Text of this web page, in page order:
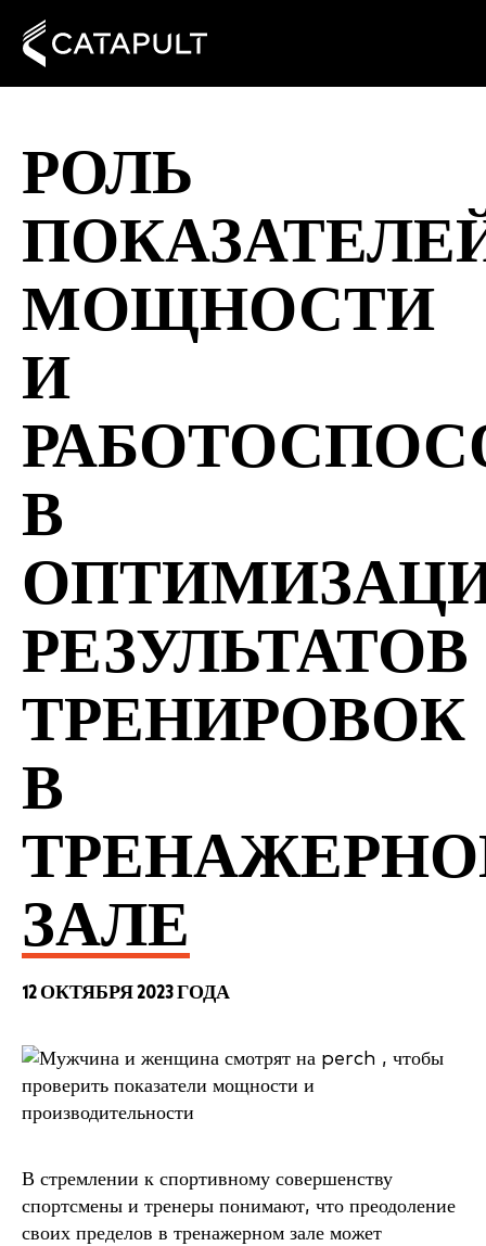
РОЛЬ
МОЩНОСТИ
И
В
РЕЗУЛЬТАТОВ
ТРЕНИРОВОК
В
ЗАЛЕ
12 ОКТЯБРЯ 2023 ГОДА
В стремлении к спортивному совершенству
спортсмены и тренеры понимают, что преодоление
своих пределов в тренажерном зале может